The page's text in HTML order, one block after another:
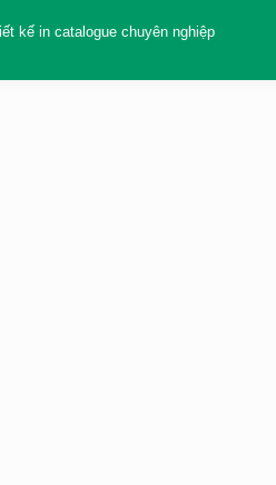
kế in catalogue chuyên nghiệp